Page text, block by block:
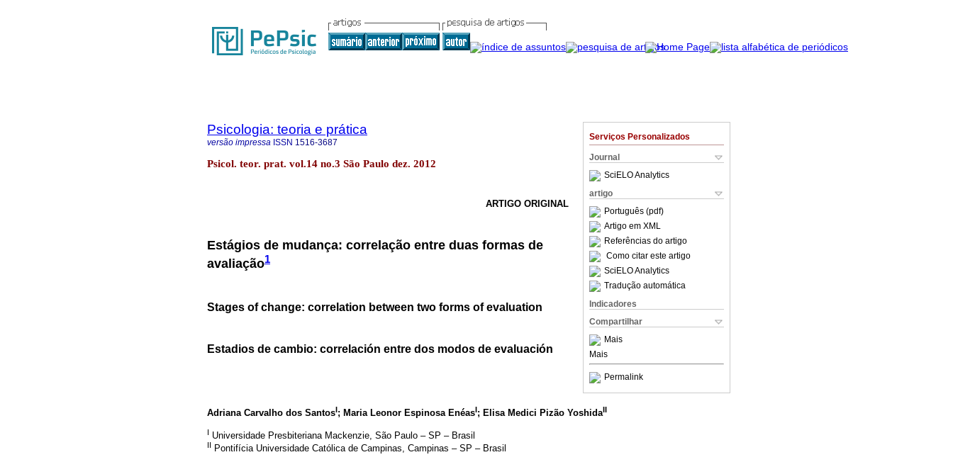
Serviços Personalizados
Journal
SciELO Analytics
artigo
Português (pdf)
Artigo em XML
Referências do artigo
Como citar este artigo
SciELO Analytics
Tradução automática
Indicadores
Compartilhar
Mais
Mais
Permalink
Psicologia: teoria e prática
versão impressa ISSN 1516-3687
Psicol. teor. prat. vol.14 no.3 São Paulo dez. 2012
ARTIGO ORIGINAL
Estágios de mudança: correlação entre duas formas de
avaliação1
Stages of change: correlation between two forms of evaluation
Estadios de cambio: correlación entre dos modos de evaluación
Adriana Carvalho dos SantosI; Maria Leonor Espinosa EnéasI; Elisa Medici Pizão YoshidaII
I Universidade Presbiteriana Mackenzie, São Paulo – SP – Brasil
II Pontifícia Universidade Católica de Campinas, Campinas – SP – Brasil